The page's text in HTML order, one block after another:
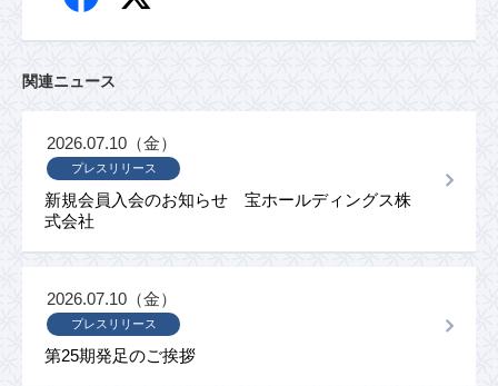
関連ニュース
新規会員入会のお知らせ 宝ホールディングス株
式会社
プレスリリース
2026.07.10（金）
第25期発足のご挨拶
プレスリリース
2026.07.10（金）